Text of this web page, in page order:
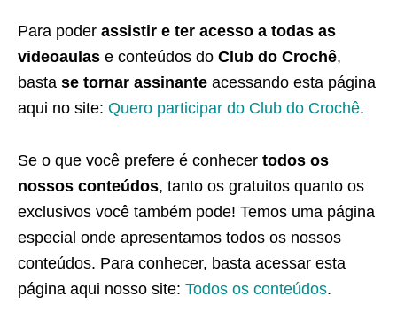
Para poder assistir e ter acesso a todas as
videoaulas e conteúdos do Club do Crochê,
basta se tornar assinante acessando esta página
aqui no site: Quero participar do Club do Crochê.
Se o que você prefere é conhecer todos os
nossos conteúdos, tanto os gratuitos quanto os
exclusivos você também pode! Temos uma página
especial onde apresentamos todos os nossos
conteúdos. Para conhecer, basta acessar esta
página aqui nosso site: Todos os conteúdos.